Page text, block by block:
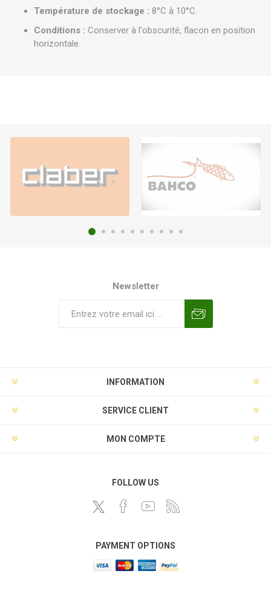
Température de stockage : 8°C à 10°C.
Conditions : Conserver à l'obscurité, flacon en position
horizontale.
Newsletter
INFORMATION
SERVICE CLIENT
MON COMPTE
FOLLOW US
PAYMENT OPTIONS